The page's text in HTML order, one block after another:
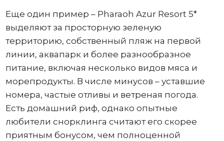
Еще один пример – Pharaoh Azur Resort 5*
выделяют за просторную зеленую
территорию, собственный пляж на первой
линии, аквапарк и более разнообразное
питание, включая несколько видов мяса и
морепродукты. В числе минусов – уставшие
номера, частые отливы и ветреная погода.
Есть домашний риф, однако опытные
любители снорклинга считают его скорее
приятным бонусом, чем полноценной